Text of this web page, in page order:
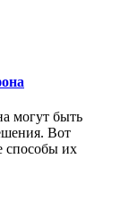
могут быть
Вот
способы их